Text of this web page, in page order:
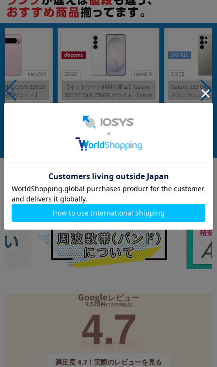
nanoSIM
GQ57S 256GB
版SIMフリー】
256GB nanoSIM
【ネットワーク利用制限▲】Galaxy
S26 SC-51G 256GB ホワイト 【doco
mo版 SIMフリー】
在庫数：1
未使用品 119,800 円
256GB
SIMFREE
Galaxy S25 Ultra
チタニウムジェー
版 SIMフリー】
メーカー：SAMSUNG
Googleレビュー
9,520件(12/24時点)
4.7
満足度 4.7！実際のレビューを見る